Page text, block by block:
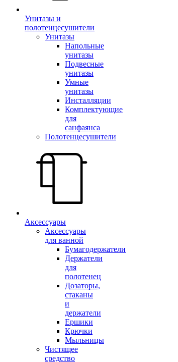
Унитазы и
полотенцесушители
Унитазы
Напольные
унитазы
Подвесные
унитазы
Умные
унитазы
Инсталляции
Комплектующие
для
санфаянса
Полотенцесушители
Аксессуары
Аксессуары
для ванной
Бумагодержатели
Держатели
для
полотенец
Дозаторы,
стаканы
и
держатели
Ершики
Крючки
Мыльницы
Чистящее
средство